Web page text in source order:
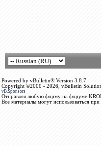
Powered by vBulletin® Version 3.8.7
Copyright ©2000 - 2026, vBulletin
vB.Sponsors
Отправляя любую форму на форуме
Все материалы могут использоваться